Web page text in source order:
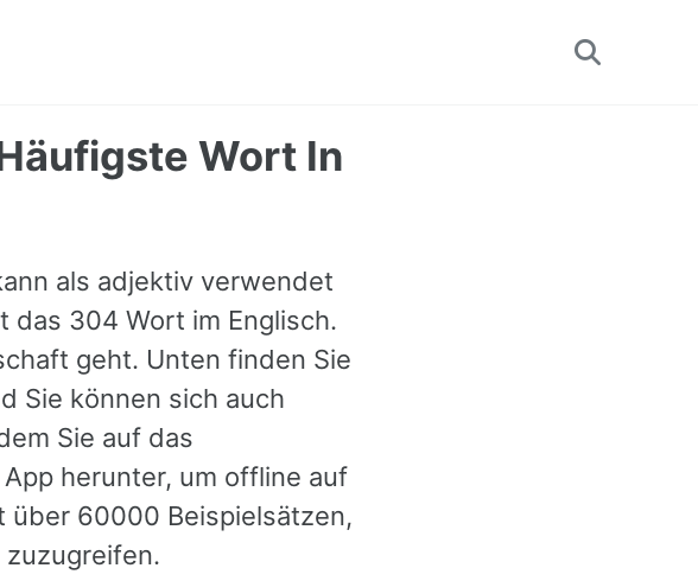
Toggle
Wort In
als adjektiv verwendet
das 304 Wort im Englisch.
geht. Unten finden Sie
Sie können sich auch
Sie auf das
herunter, um offline auf
über 60000 Beispielsätzen,